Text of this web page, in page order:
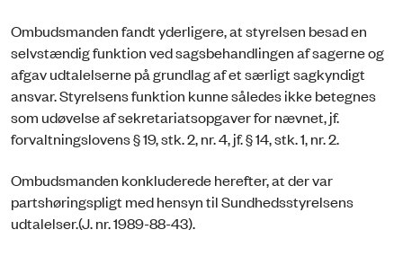
Ombudsmanden fandt yderligere, at styrelsen besad en
selvstændig funktion ved sagsbehandlingen af sagerne og
afgav udtalelserne på grundlag af et særligt sagkyndigt
ansvar. Styrelsens funktion kunne således ikke betegnes
som udøvelse af sekretariatsopgaver for nævnet, jf.
forvaltningslovens § 19, stk. 2, nr. 4, jf. § 14, stk. 1, nr. 2.
Ombudsmanden konkluderede herefter, at der var
partshøringspligt med hensyn til Sundhedsstyrelsens
udtalelser.(J. nr. 1989-88-43).